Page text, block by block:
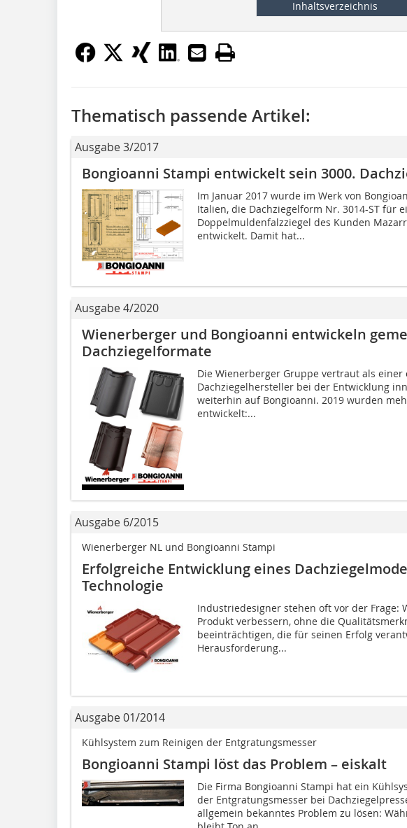
Inhaltsverzeichnis
Thematisch passende Artikel:
Ausgabe 3/2017
Bongioanni Stampi entwickelt sein 3000.
Im Januar 2017 wurde im Werk von
Italien, die Dachziegelform Nr. 3014-ST für
Doppelmuldenfalzziegel des Kunden
entwickelt. Damit hat...
Ausgabe 4/2020
Wienerberger und Bongioanni entwickeln
Dachziegelformate
Die Wienerberger Gruppe vertraut als
Dachziegelhersteller bei der Entwicklung
weiterhin auf Bongioanni. 2019 wurden
entwickelt:...
Ausgabe 6/2015
Wienerberger NL und Bongioanni Stampi
Erfolgreiche Entwicklung eines
Technologie
Industriedesigner stehen oft vor der Frage:
Produkt verbessern, ohne die
beeinträchtigen, die für seinen Erfolg
Herausforderung...
Ausgabe 01/2014
Kühlsystem zum Reinigen der Entgratungsmesser
Bongioanni Stampi löst das Problem – eiskalt
Die Firma Bongioanni Stampi hat ein
der Entgratungsmesser bei
allgemein bekanntes Problem zu lösen: